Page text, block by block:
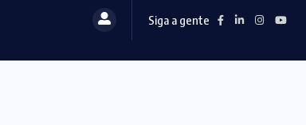
Siga a gente